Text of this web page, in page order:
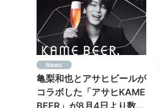
News
亀梨和也とアサヒビールが
コラボした「アサヒKAME
BEER」が8月4日より数量